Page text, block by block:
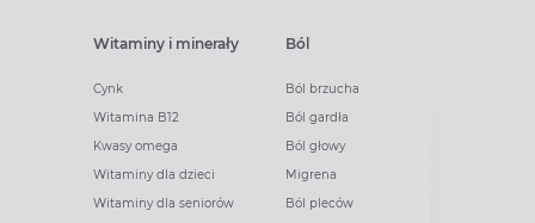
Witaminy i minerały
Cynk
Witamina B12
Kwasy omega
Witaminy dla dzieci
Witaminy dla seniorów
Ból
Ból brzucha
Ból gardła
Ból głowy
Migrena
Ból pleców